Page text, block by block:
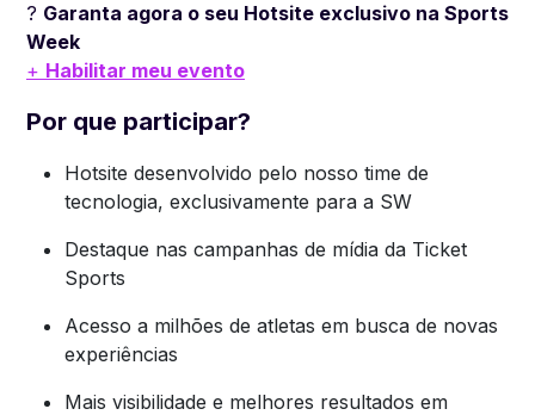
? Garanta agora o seu Hotsite exclusivo na Sports
Week
+ Habilitar meu evento
Por que participar?
Hotsite desenvolvido pelo nosso time de
tecnologia, exclusivamente para a SW
Destaque nas campanhas de mídia da Ticket
Sports
Acesso a milhões de atletas em busca de novas
experiências
Mais visibilidade e melhores resultados em